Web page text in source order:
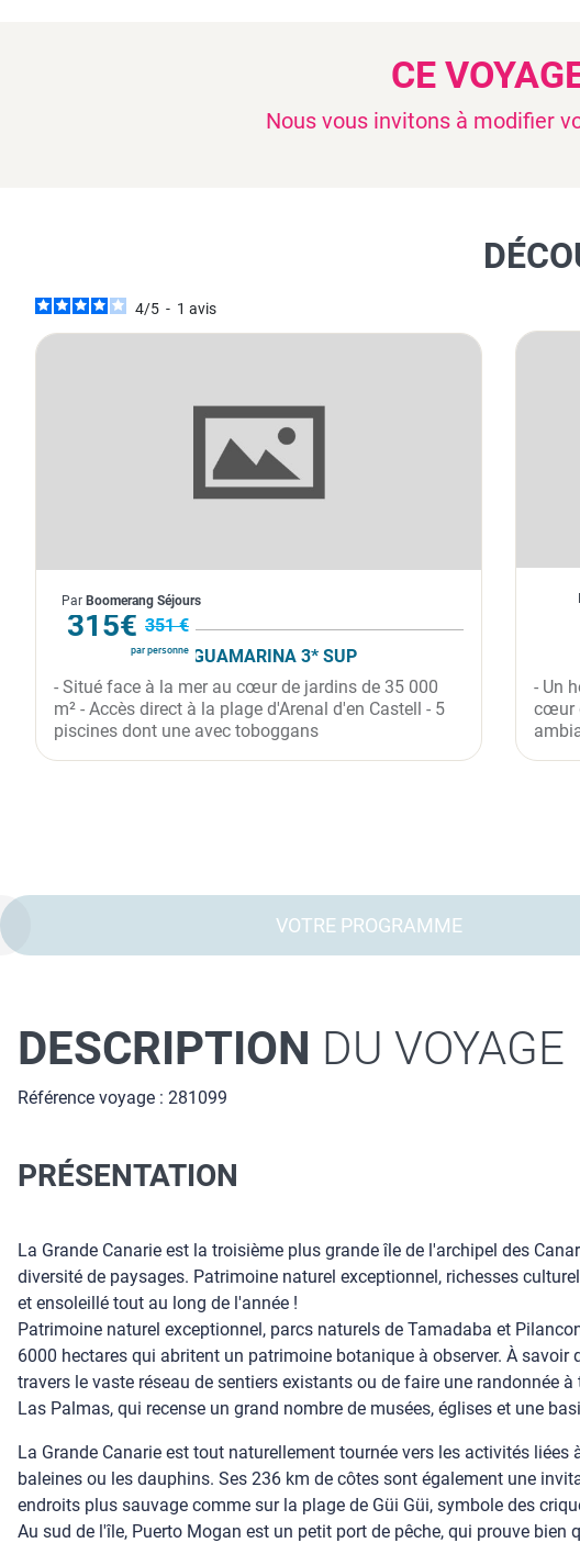
CE
Nous vous invitons à modifier
4/5 - 1 avis
À partir de
315€ 351 €
par personne
Par Boomerang Séjours
Espagne
CLUB CORALIA AGUAMARINA 3* SUP
- Situé face à la mer au cœur de jardins de 35 000
m² - Accès direct à la plage d'Arenal d'en Castell - 5
piscines dont une avec toboggans
- Un
cœur
VOTRE PROGRAMME
DESCRIPTION DU VOYAGE
Référence voyage : 281099
PRÉSENTATION
La Grande Canarie est la troisième plus grande île de l'archipel des
diversité de paysages. Patrimoine naturel exceptionnel, richesses
et ensoleillé tout au long de l'année !
Patrimoine naturel exceptionnel, parcs naturels de Tamadaba et
6000 hectares qui abritent un patrimoine botanique à observer. À savoir
travers le vaste réseau de sentiers existants ou de faire une randonnée
Las Palmas, qui recense un grand nombre de musées, églises et une
La Grande Canarie est tout naturellement tournée vers les activités
baleines ou les dauphins. Ses 236 km de côtes sont également une
endroits plus sauvage comme sur la plage de Güi Güi, symbole des
Au sud de l'île, Puerto Mogan est un petit port de pêche, qui prouve